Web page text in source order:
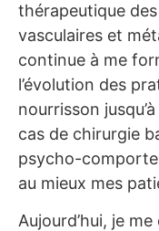
thérapeutique
vasculaires et
continue à me
l’évolution des
nourrisson
cas de chirurgie
psycho-
au mieux mes
Aujourd’hui, je